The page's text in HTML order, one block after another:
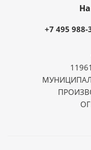
+7 495 988-